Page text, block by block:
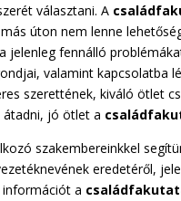
választani. A
úton nem lenne
jelenleg fennálló
valamint kapcsolatba
szerettének, kiváló ötlet
átadni, jó ötlet a
szakembereinkkel
eredetéről,
információt a